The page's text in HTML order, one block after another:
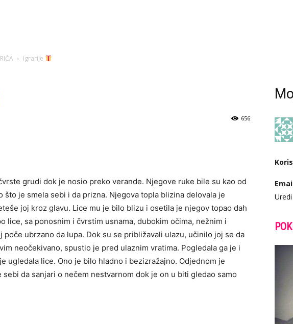
Igrarije
656
grudi dok je nosio preko verande. Njegove ruke bile su kao od
je smela sebi i da prizna. Njegova topla blizina delovala je
joj kroz glavu. Lice mu je bilo blizu i osetila je njegov topao dah
lice, sa ponosnim i čvrstim usnama, dubokim očima, nežnim i
ubrzano da lupa. Dok su se približavali ulazu, učinilo joj se da
neočekivano, spustio je pred ulaznim vratima. Pogledala ga je i
ugledala lice. Ono je bilo hladno i bezizražajno. Odjednom je
da sanjari o nečem nestvarnom dok je on u biti gledao samo